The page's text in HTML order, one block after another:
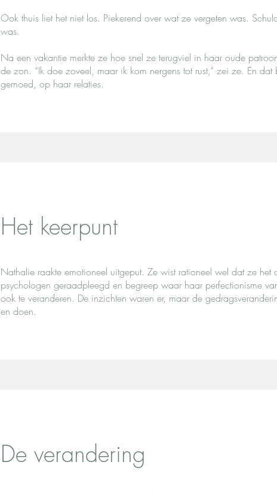
Ook thuis liet het niet los. Piekerend over wat ze vergeten was.
was.
Na een vakantie merkte ze hoe snel ze terugviel in haar oude
de zon. “Ik doe zoveel, maar ik kom nergens tot rust,” zei ze. En
gemoed, op haar relaties.
Het keerpunt
Nathalie raakte emotioneel uitgeput. Ze wist rationeel wel dat ze
psychologen geraadpleegd en begreep waar haar perfectionisme
ook te veranderen. De inzichten waren er, maar de
en doen.
De verandering